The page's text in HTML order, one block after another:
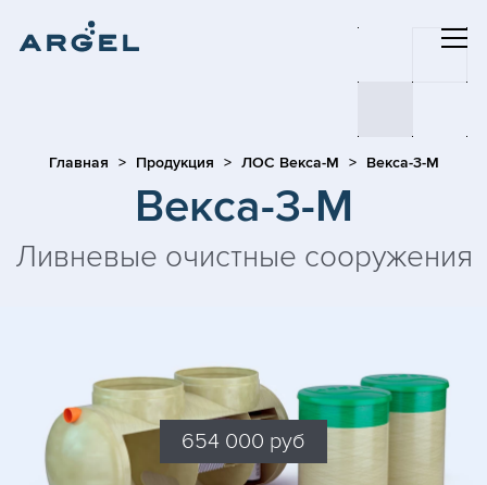
Главная Продукция ЛОС Векса-М Векса-3-М
Векса-3-М
Ливневые очистные сооружения
654 000 руб